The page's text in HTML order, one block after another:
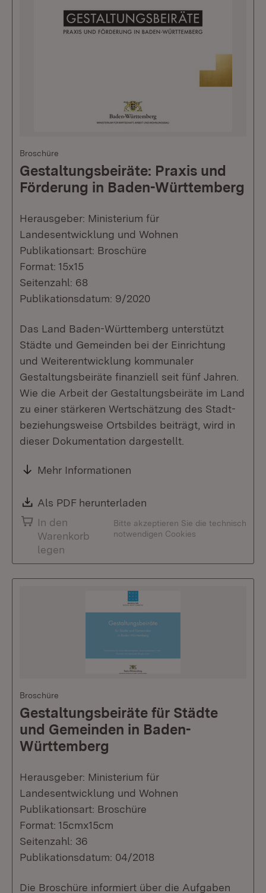
Broschüre
Gestaltungsbeiräte: Praxis und
Förderung in Baden-Württemberg
Herausgeber: Ministerium für
Landesentwicklung und Wohnen
Publikationsart: Broschüre
Format: 15x15
Seitenzahl: 68
Publikationsdatum: 9/2020
Das Land Baden-Württemberg unterstützt
Städte und Gemeinden bei der Einrichtung
und Weiterentwicklung kommunaler
Gestaltungsbeiräte finanziell seit fünf Jahren.
Wie die Arbeit der Gestaltungsbeiräte im Land
zu einer stärkeren Wertschätzung des Stadt-
beziehungsweise Ortsbildes beiträgt, wird in
dieser Dokumentation dargestellt.
Mehr Informationen
Download:
Als PDF herunterladen
In den
Warenkorb
legen
Bitte akzeptieren Sie die technisch
notwendigen Cookies
Broschüre
Gestaltungsbeiräte für Städte
und Gemeinden in Baden-
Württemberg
Herausgeber: Ministerium für
Landesentwicklung und Wohnen
Publikationsart: Broschüre
Format: 15cmx15cm
Seitenzahl: 36
Publikationsdatum: 04/2018
Die Broschüre informiert über die Aufgaben